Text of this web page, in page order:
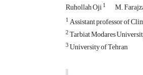
Ruhollah Oji1 M.
1Assistant professor of
2Tarbiat Modares
3University of Tehran